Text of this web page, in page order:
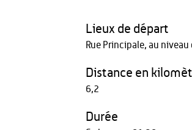
Lieux de départ
Rue Principale, au
Distance en
6,2
Durée